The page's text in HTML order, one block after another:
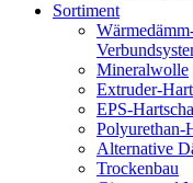
Sortiment
Mineralwolle
Extruder-
EPS-
Polyurethan-
Alternative
Trockenbau